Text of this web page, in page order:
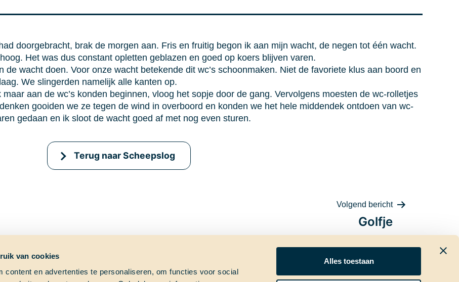
van cookies
content en advertenties te personaliseren, om functies voor social
Alles toestaan
doorgebracht, brak de morgen aan. Fris en fruitig begon ik aan mijn wacht, de negen tot één wacht.
Het was dus constant opletten geblazen en goed op koers blijven varen.
wacht doen. Voor onze wacht betekende dit wc’s schoonmaken. Niet de favoriete klus aan boord en
We slingerden namelijk alle kanten op.
aan de wc’s konden beginnen, vloog het sopje door de gang. Vervolgens moesten de wc-rolletjes
gooiden we ze tegen de wind in overboord en konden we het hele middendek ontdoen van wc-
gedaan en ik sloot de wacht goed af met nog even sturen.
Terug naar Scheepslog
Volgend bericht
Golfje